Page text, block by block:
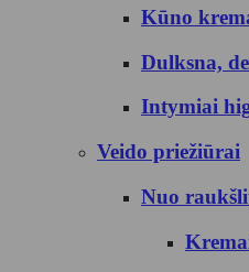
Kūno
Dulksna,
Intymiai
Veido priežiūrai
Nuo